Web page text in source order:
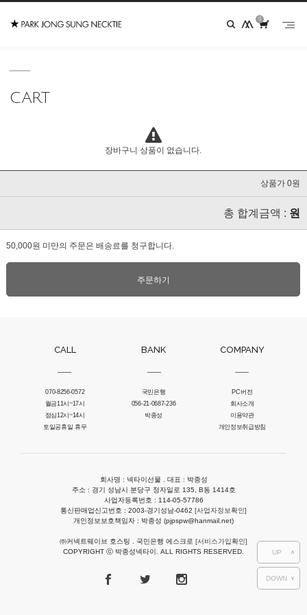
0
CART
장바구니 상품이 없습니다.
상품가 0원
총 합계금액 : 원
50,000원 미만의 주문은 배송료를 청구합니다.
주문하기
CALL
070-8256-0572
월금11시~17시
점심12시~14시
토일공휴일 휴무
BANK
국민은행
056-21-0687-236
박종성
COMPANY
PC버전
회사소개
이용약관
개인정보취급방침
회사명 : 넥타이선물 . 대표 : 박종성
주소 : 경기 성남시 분당구 정자일로 135, B동 1414호
사업자등록번호 : 114-05-57786
통신판매업신고번호 : 2003-경기성남-0462 [사업자정보확인]
개인정보보호책임자 : 박종성 (pjpspw@hanmail.net)
㈜커넥트웨이브 호스팅 . 국민은행 에스크로 [서비스가입확인]
COPYRIGHT ⓒ 박종성넥타이. ALL RIGHTS RESERVED.
UP ∧
DOWN ∨